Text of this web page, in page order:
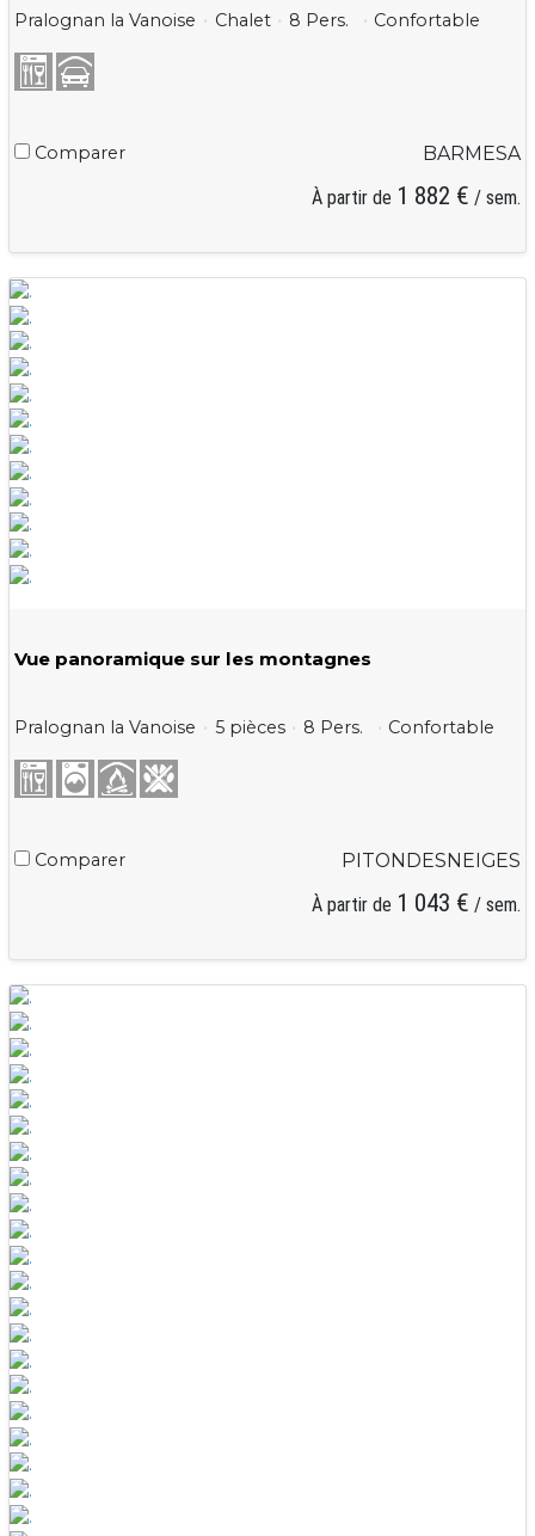
Pralognan la Vanoise Chalet 8 Pers. Confortable
Comparer
BARMESA
À partir de 1 882 € / sem.
Vue panoramique sur les montagnes
Pralognan la Vanoise 5 pièces 8 Pers. Confortable
Comparer
PITONDESNEIGES
À partir de 1 043 € / sem.